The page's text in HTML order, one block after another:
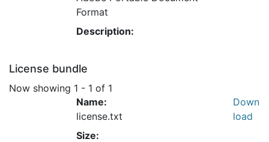
Format
Description:
License bundle
Now showing 1 - 1 of 1
Name:
license.txt
Size:
Down
load